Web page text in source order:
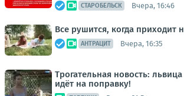
СТАРОБЕЛЬСК Вчера, 16:46
Все рушится, когда приходит
АНТРАЦИТ Вчера, 16:35
Трогательная новость:
идёт на поправку!